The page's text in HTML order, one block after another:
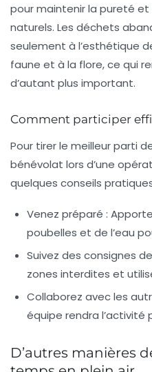
pour maintenir la pureté
naturels. Les déchets
seulement à l’esthétique
faune et à la flore, ce qui
d’autant plus important.
Comment participer
Pour tirer le meilleur parti
bénévolat lors d’une
quelques conseils
Venez préparé :
poubelles et de l’eau
Suivez des consignes
zones interdites et
Collaborez avec les
équipe rendra
D’autres manières